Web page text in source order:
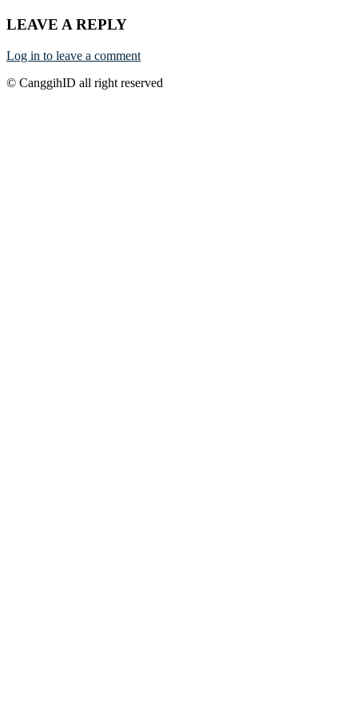
LEAVE A REPLY
Log in to leave a comment
© CanggihID all right reserved